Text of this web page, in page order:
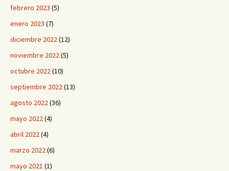
febrero 2023 (5)
enero 2023 (7)
diciembre 2022(12)
noviembre 2022(5)
octubre 2022(10)
septiembre 2022(13)
agosto 2022(36)
mayo 2022(4)
abril 2022(4)
marzo 2022(6)
mayo 2021 (1)